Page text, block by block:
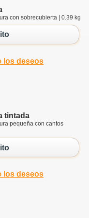
con sobrecubierta | 0.39 kg
los deseos
tintada
pequeña con cantos
los deseos